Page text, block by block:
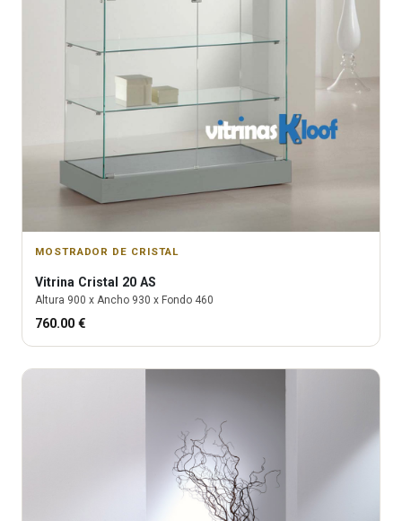
MOSTRADOR DE CRISTAL
Vitrina Cristal 20 AS
Altura 900 x Ancho 930 x Fondo 460
760.00 €